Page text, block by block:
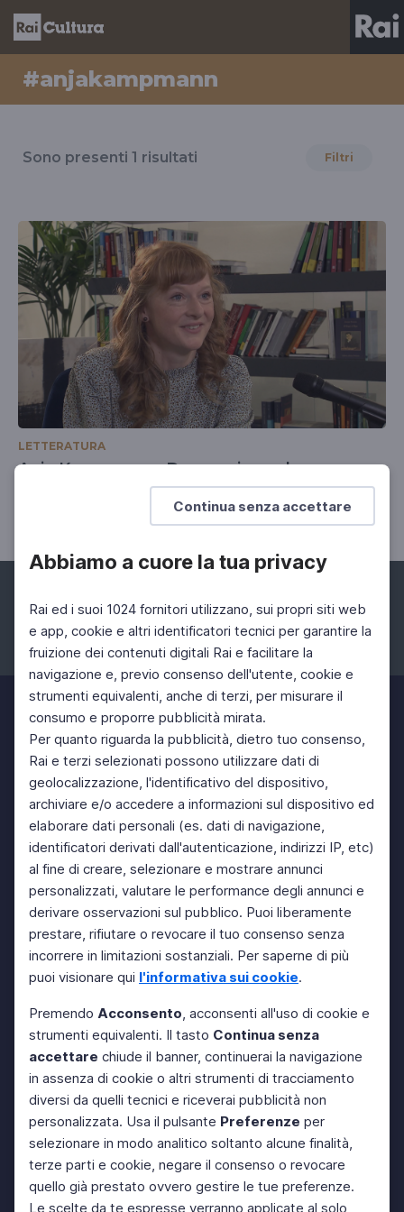
Continua senza accettare
Abbiamo a cuore la tua privacy
Rai ed i suoi 1024 fornitori utilizzano, sui propri siti web
e app, cookie e altri identificatori tecnici per garantire la
fruizione dei contenuti digitali Rai e facilitare la
navigazione e, previo consenso dell'utente, cookie e
strumenti equivalenti, anche di terzi, per misurare il
consumo e proporre pubblicità mirata.
Per quanto riguarda la pubblicità, dietro tuo consenso,
Rai e terzi selezionati possono utilizzare dati di
geolocalizzazione, l'identificativo del dispositivo,
archiviare e/o accedere a informazioni sul dispositivo ed
elaborare dati personali (es. dati di navigazione,
identificatori derivati dall'autenticazione, indirizzi IP, etc)
al fine di creare, selezionare e mostrare annunci
personalizzati, valutare le performance degli annunci e
derivare osservazioni sul pubblico. Puoi liberamente
prestare, rifiutare o revocare il tuo consenso senza
incorrere in limitazioni sostanziali. Per saperne di più
puoi visionare qui l'informativa sui cookie.
Premendo Acconsento, acconsenti all'uso di cookie e
strumenti equivalenti. Il tasto Continua senza
accettare chiude il banner, continuerai la navigazione
in assenza di cookie o altri strumenti di tracciamento
diversi da quelli tecnici e riceverai pubblicità non
personalizzata. Usa il pulsante Preferenze per
selezionare in modo analitico soltanto alcune finalità,
terze parti e cookie, negare il consenso o revocare
quello già prestato ovvero gestire le tue preferenze.
Le scelte da te espresse verranno applicate al solo
#anjakampmann
il
#anjakampmann
Sono presenti 1 risultati Filtri
LETTERATURA
Anja Kampmann, Dove arrivano le acque
Sulla piattaforma petrolifera
Facebook Instagram Twitter